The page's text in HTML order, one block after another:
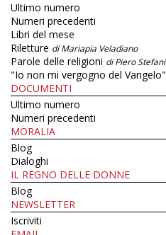
Ultimo numero
Numeri precedenti
Libri del mese
Riletture di Mariapia Veladiano
Parole delle religioni di Piero Stefani
"Io non mi vergogno del Vangelo"
DOCUMENTI
Ultimo numero
Numeri precedenti
MORALIA
Blog
Dialoghi
IL REGNO DELLE DONNE
Blog
NEWSLETTER
Iscriviti